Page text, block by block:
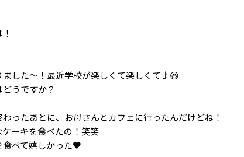
ました～！最近学校が楽しくて楽しくて♪😆
うですか？
ったあとに、お母さんとカフェに行ったんだけどね！
ーキを食べたの！笑笑
食べて嬉しかった♥️